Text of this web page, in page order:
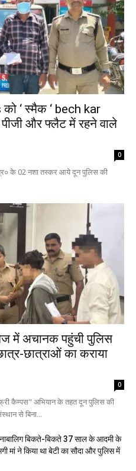
‘ स्मैक ‘ bech kar
और फ्लैट में रहने वाले
0
के 02 नशा तस्कर आये दून पुलिस की
में अचानक पहुंची पुलिस
छात्राओं का कराया
0
कैम्पस" अभियान के तहत दून पुलिस की
से बिना...
बिकते-बिकते 37 साल के आदमी के
मां ने किया था बेटी का सौदा और पुलिस में